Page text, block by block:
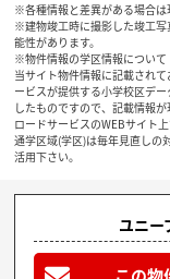
※各種情報と差異がある場合は
※建物竣工時に撮影した竣工写
能性があります。
※物件情報の学区情報について
当サイト物件情報に記載され
ービスが提供する小学校区デ
したものですので、記載情報
ロードサービスのWEBサイト
通学区域(学区)は毎年見直しの
活用下さい。
ユニー